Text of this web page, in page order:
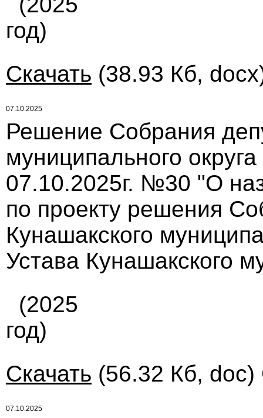
год)
Скачать (38.93 Кб,
07.10.2025
Решение Собрания
муниципального
07.10.2025г. №30 "О
по проекту решения
Кунашакского
Устава Кунашакского
(2025
год)
Скачать (56.32 Кб, doc)
07.10.2025